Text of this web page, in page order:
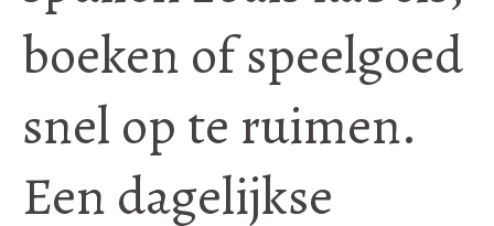
boeken of speelgoed
snel op te ruimen.
Een dagelijkse